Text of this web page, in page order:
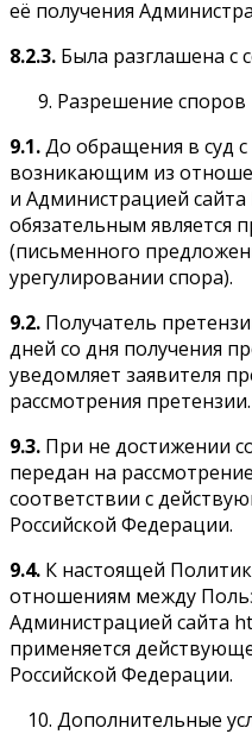
её получения
8.2.3. Была разглашена с
Разрешение споров
9.1.До обращения в суд
возникающим из
и Администрацией
обязательным является
(письменного
урегулировании спора).
9.2. Получатель
дней со дня получения
уведомляет заявителя
рассмотрения претензии.
9.3. При не достижении
передан на
соответствии с
Российской Федерации.
9.4. К настоящей
отношениям между
Администрацией сайта
применяется
Российской Федерации.
Дополнительные